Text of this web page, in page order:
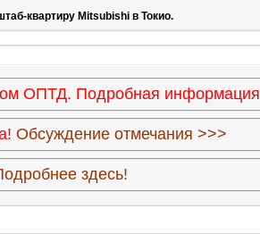
квартиру Mitsubishi в Токио.
ОПТД. Подробная информация
Обсуждение отмечания >>>
здесь!